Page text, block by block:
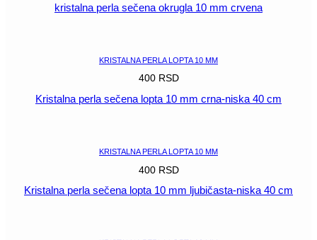
kristalna perla sečena okrugla 10 mm crvena
KRISTALNA PERLA LOPTA 10 MM
400 RSD
Kristalna perla sečena lopta 10 mm crna-niska 40 cm
KRISTALNA PERLA LOPTA 10 MM
400 RSD
Kristalna perla sečena lopta 10 mm ljubičasta-niska 40 cm